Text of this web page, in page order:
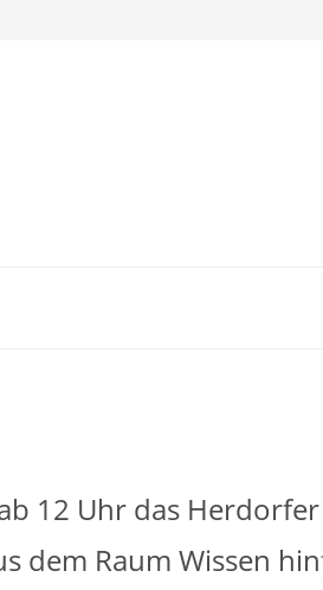
12 Uhr das Herdorfer
dem Raum Wissen